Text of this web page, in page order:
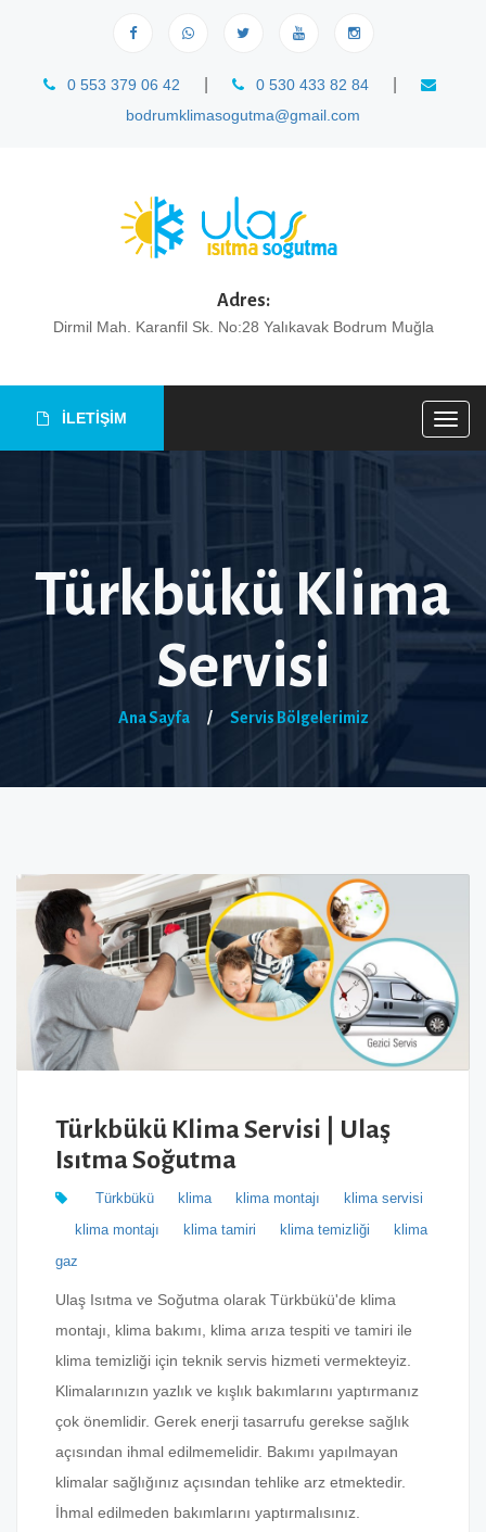
0 553 379 06 42 0 530 433 82 84
bodrumklimasogutma@gmail.com
Adres:
Dirmil Mah. Karanfil Sk. No:28 Yalıkavak Bodrum Muğla
İLETİŞİM
Türkbükü Klima
Servisi
Ana Sayfa / Servis Bölgelerimiz
Türkbükü Klima Servisi | Ulaş
Isıtma Soğutma
Türkbükü klima klima montajı
klima servisi
klima montajı
klima tamiri klima temizliği
klima
gaz
Ulaş Isıtma ve Soğutma olarak Türkbükü'de klima
montajı, klima bakımı, klima arıza tespiti ve tamiri ile
klima temizliği için teknik servis hizmeti vermekteyiz.
Klimalarınızın yazlık ve kışlık bakımlarını yaptırmanız
çok önemlidir. Gerek enerji tasarrufu gerekse sağlık
açısından ihmal edilmemelidir. Bakımı yapılmayan
klimalar sağlığınız açısından tehlike arz etmektedir.
İhmal edilmeden bakımlarını yaptırmalısınız.